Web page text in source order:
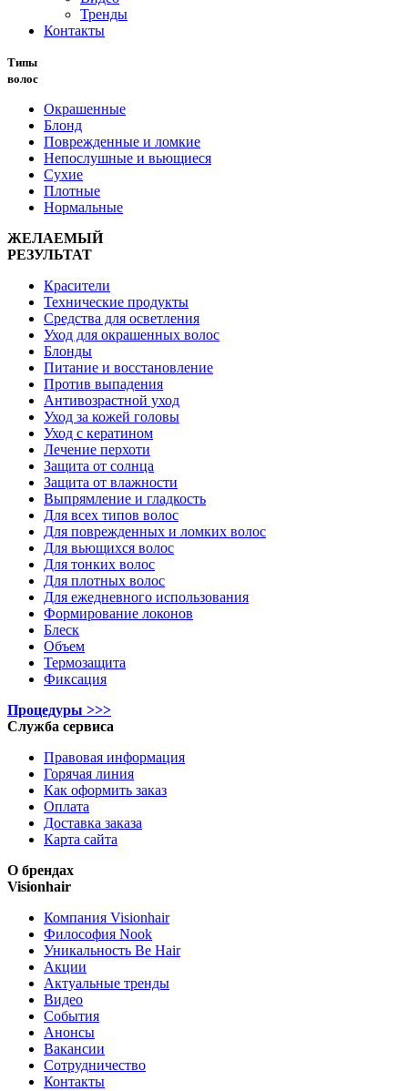
Тренды
Контакты
Типы
волос
Окрашенные
Блонд
Поврежденные и ломкие
Непослушные и вьющиеся
Сухие
Плотные
Нормальные
ЖЕЛАЕМЫЙ
РЕЗУЛЬТАТ
Красители
Технические продукты
Средства для осветления
Уход для окрашенных волос
Блонды
Питание и восстановление
Против выпадения
Антивозрастной уход
Уход за кожей головы
Уход с кератином
Лечение перхоти
Защита от солнца
Защита от влажности
Выпрямление и гладкость
Для всех типов волос
Для поврежденных и ломких волос
Для вьющихся волос
Для тонких волос
Для плотных волос
Для ежедневного использования
Формирование локонов
Блеск
Объем
Термозащита
Фиксация
Процедуры >>>
Служба сервиса
Правовая информация
Горячая линия
Как оформить заказ
Оплата
Доставка заказа
Карта сайта
О брендах
Visionhair
Компания Visionhair
Философия Nook
Уникальность Be Hair
Акции
Актуальные тренды
Видео
События
Анонсы
Вакансии
Сотрудничество
Контакты